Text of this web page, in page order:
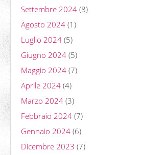
Settembre 2024 (8)
Agosto 2024 (1)
Luglio 2024 (5)
Giugno 2024 (5)
Maggio 2024 (7)
Aprile 2024 (4)
Marzo 2024 (3)
Febbraio 2024 (7)
Gennaio 2024 (6)
Dicembre 2023 (7)